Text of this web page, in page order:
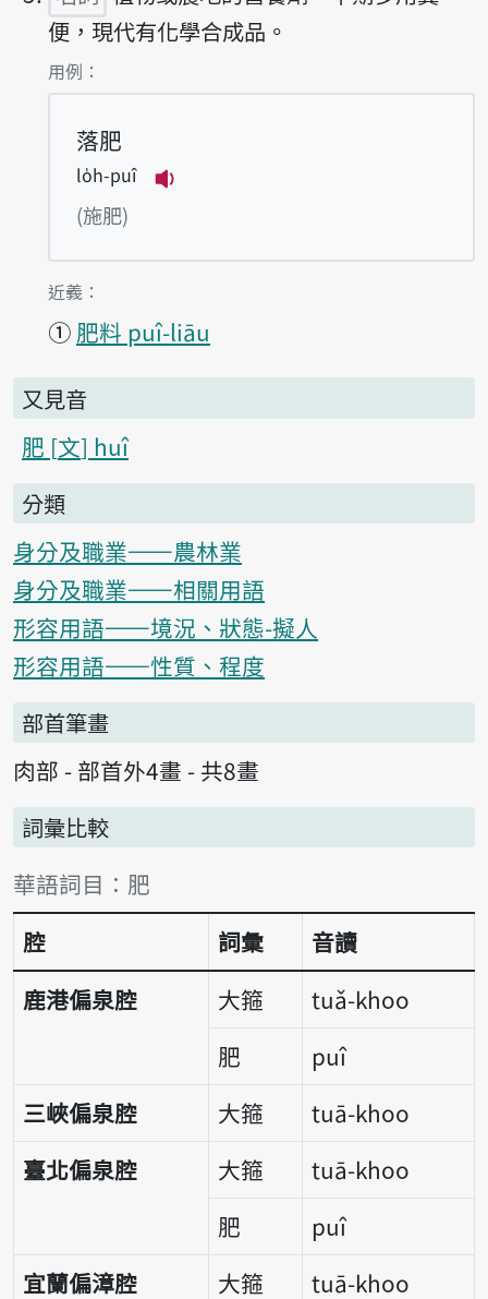
便，現代有化學合成品。
第5項釋義的
用例：
落肥
lo̍h-puî
(施肥)
第5項釋義的
近義：
① 肥料 puî-liāu
又見音
肥 文 huî
分類
身分及職業——農林業
身分及職業——相關用語
形容用語——境況、狀態-擬人
形容用語——性質、程度
部首筆畫
肉部 - 部首外4畫 - 共8畫
詞彙比較
詞彙比較表
華語詞目：肥
腔
詞彙
音讀
鹿港偏泉腔
大箍
tuǎ-khoo
肥
puî
三峽偏泉腔
大箍
tuā-khoo
臺北偏泉腔
大箍
tuā-khoo
肥
puî
宜蘭偏漳腔
大箍
tuā-khoo